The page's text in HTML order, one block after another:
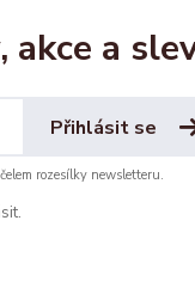
akce a
Přihlásit se
rozesílky newsletteru.